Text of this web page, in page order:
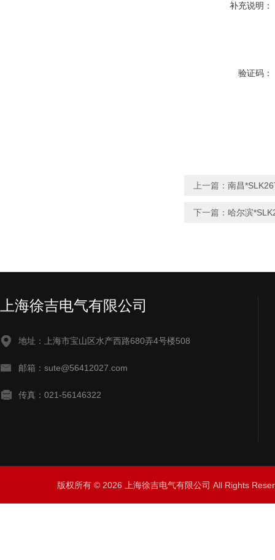
补充说明：
验证码：
上一篇： 南昌
下一篇： 哈尔滨
上海徐吉电气有限公司
地址：上海市宝山区水产西路680弄4号楼508
邮箱：sute@56412027.com
传真：021-56146322
版权所有 © 2026 上海徐吉电气有限公司 All Rights